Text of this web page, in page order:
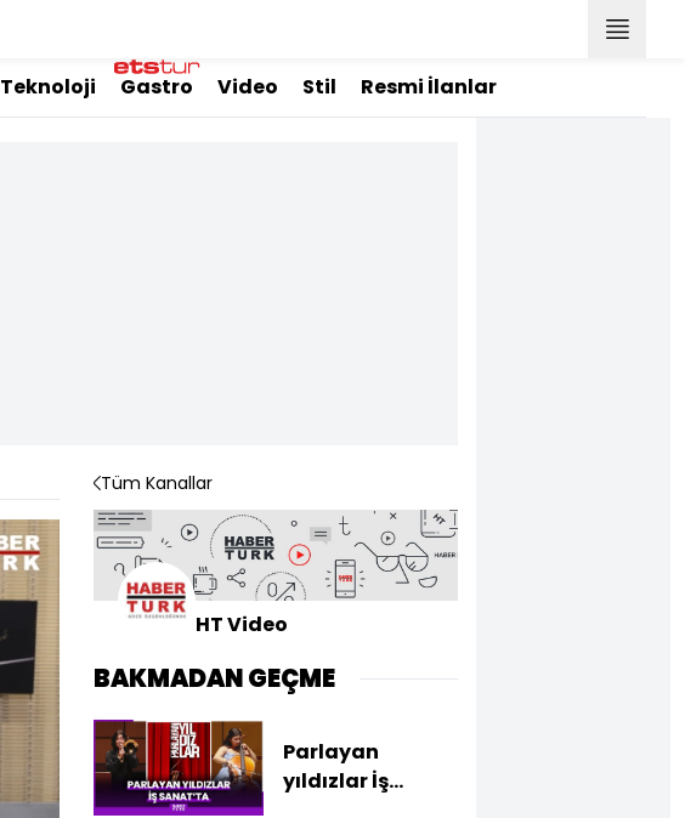
Teknoloji Gastro Video Stil Resmi İlanlar
Tüm Kanallar
HT Video
BAKMADAN GEÇME
Parlayan
yıldızlar İş